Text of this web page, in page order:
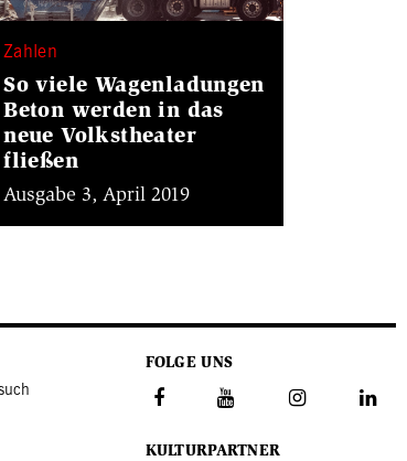
Zahlen
So viele Wagenladungen
Beton werden in das
neue Volkstheater
fließen
Ausgabe 3, April 2019
FOLGE UNS
KULTURPARTNER